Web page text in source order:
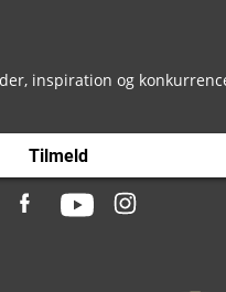
inspiration og
Tilmeld